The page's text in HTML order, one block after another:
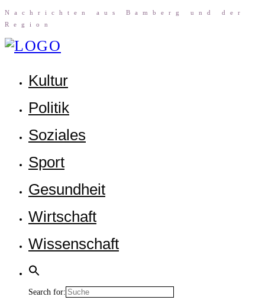
Nach­rich­ten aus Bam­berg und der
Region
Kul­tur
Poli­tik
Sozia­les
Sport
Gesund­heit
Wirt­schaft
Wis­sen­schaft
Search for: